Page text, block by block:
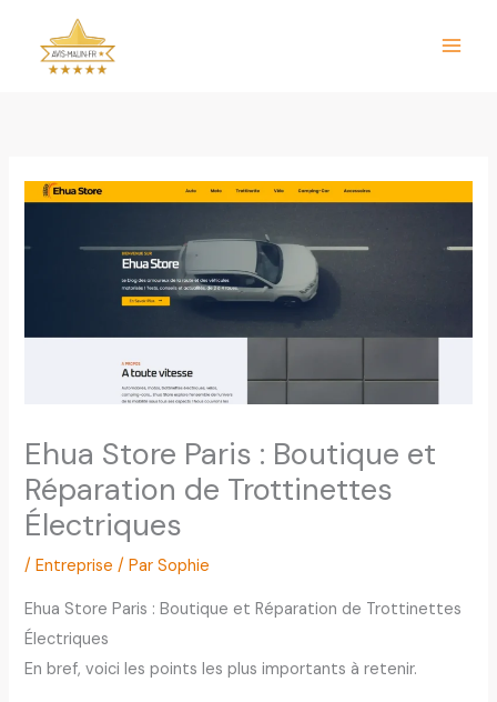
contenu
Ehua Store Paris : Boutique et
Réparation de Trottinettes
Électriques
/Entreprise / ParSophie
Ehua Store Paris : Boutique et Réparation de Trottinettes
Électriques
En bref, voici les points les plus importants à retenir.